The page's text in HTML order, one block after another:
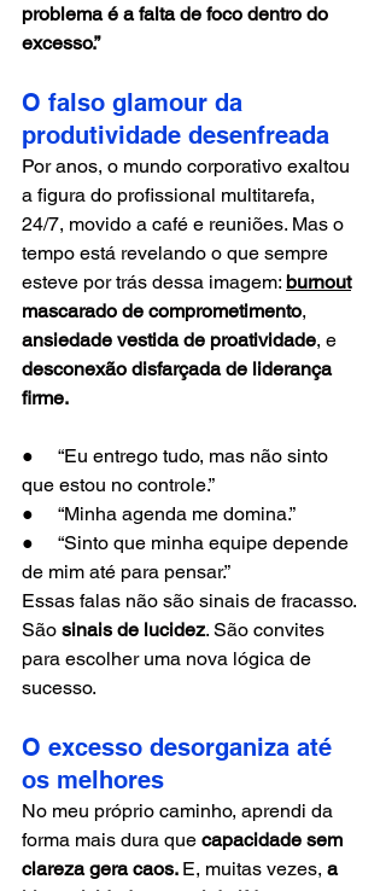
problema é a falta de foco dentro do
excesso.”
O falso glamour da
produtividade desenfreada
Por anos, o mundo corporativo exaltou
a figura do profissional multitarefa,
24/7, movido a café e reuniões. Mas o
tempo está revelando o que sempre
esteve por trás dessa imagem: burnout
mascarado de comprometimento,
ansiedade vestida de proatividade, e
desconexão disfarçada de liderança
firme.
●     “Eu entrego tudo, mas não sinto
que estou no controle.”
●     “Minha agenda me domina.”
●     “Sinto que minha equipe depende
de mim até para pensar.”
Essas falas não são sinais de fracasso.
São sinais de lucidez. São convites
para escolher uma nova lógica de
sucesso.
O excesso desorganiza até
os melhores
No meu próprio caminho, aprendi da
forma mais dura que capacidade sem
clareza gera caos. E, muitas vezes, a